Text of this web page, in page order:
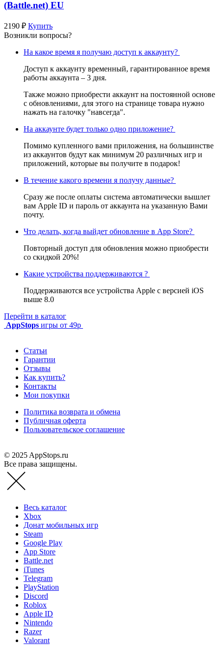
(Battle.net) EU
2190 ₽ Купить
Возникли вопросы?
На какое время я получаю доступ к аккаунту?
Доступ к аккаунту временный, гарантированное время
работы аккаунта – 3 дня.
Также можно приобрести аккаунт на постоянной основе
с обновлениями, для этого на странице товара нужно
нажать на галочку "навсегда".
На аккаунте будет только одно приложение?
Помимо купленного вами приложения, на большинстве
из аккаунтов будут как минимум 20 различных игр и
приложений, которые вы получите в подарок!
В течение какого времени я получу данные?
Сразу же после оплаты система автоматически вышлет
вам Apple ID и пароль от аккаунта на указанную Вами
почту.
Что делать, когда выйдет обновление в App Store?
Повторный доступ для обновления можно приобрести
со скидкой 20%!
Какие устройства поддерживаются ?
Поддерживаются все устройства Apple с версией iOS
выше 8.0
Перейти в каталог
AppStops игры от 49р
Статьи
Гарантии
Отзывы
Как купить?
Контакты
Мои покупки
Политика возврата и обмена
Публичная оферта
Пользовательское соглашение
© 2025 AppStops.ru
Все права защищены.
Весь каталог
Xbox
Донат мобильных игр
Steam
Google Play
App Store
Battle.net
iTunes
Telegram
PlayStation
Discord
Roblox
Apple ID
Nintendo
Razer
Valorant